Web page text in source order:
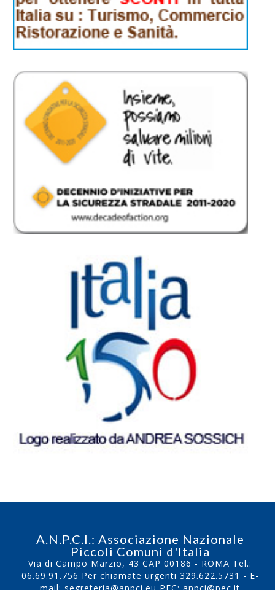
A.N.P.C.I.: Associazione Nazionale
Piccoli Comuni d'Italia
Via di Campo Marzio, 43 CAP 00186 - ROMA Tel.:
06.69.91.756 Per chiamate urgenti 329.622.5731 - E-